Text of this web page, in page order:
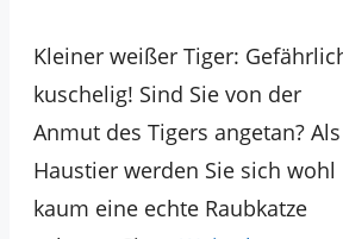
Kleiner weißer Tiger:
kuschelig! Sind Sie von der
Anmut des Tigers angetan? Als
Haustier werden Sie sich wohl
kaum eine echte Raubkatze